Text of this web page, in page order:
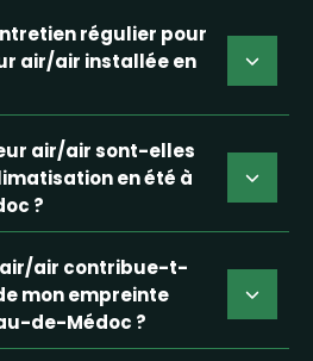
régulier pour
air/air installée en
air/air sont-elles
en été à
?
air/air contribue-t-
mon empreinte
de-Médoc ?